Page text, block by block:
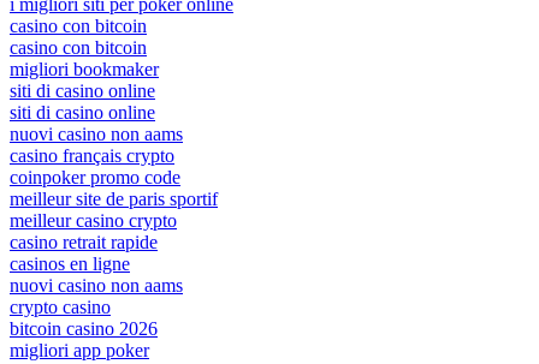
casino con bitcoin
casino con bitcoin
migliori bookmaker
siti di casino online
siti di casino online
nuovi casino non aams
casino français crypto
coinpoker promo code
meilleur site de paris sportif
meilleur casino crypto
casino retrait rapide
casinos en ligne
nuovi casino non aams
crypto casino
bitcoin casino 2026
migliori app poker